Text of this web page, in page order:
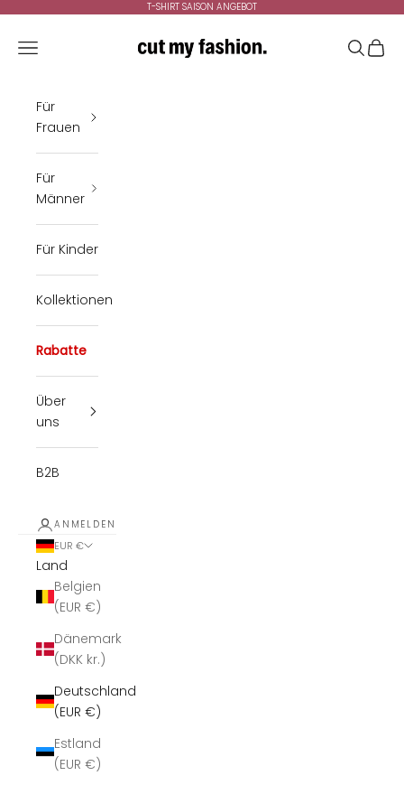
T-SHIRT SAISON ANGEBOT
cutmyfashion
Menü Suchen
Für
Frauen
Für
Männer
Für Kinder
Kollektionen
Rabatte
Über
uns
B2B
ANMELDEN
EUR €
Land
Belgien
(EUR €)
Dänemark
(DKK kr.)
Deutschland
(EUR €)
Estland
(EUR €)